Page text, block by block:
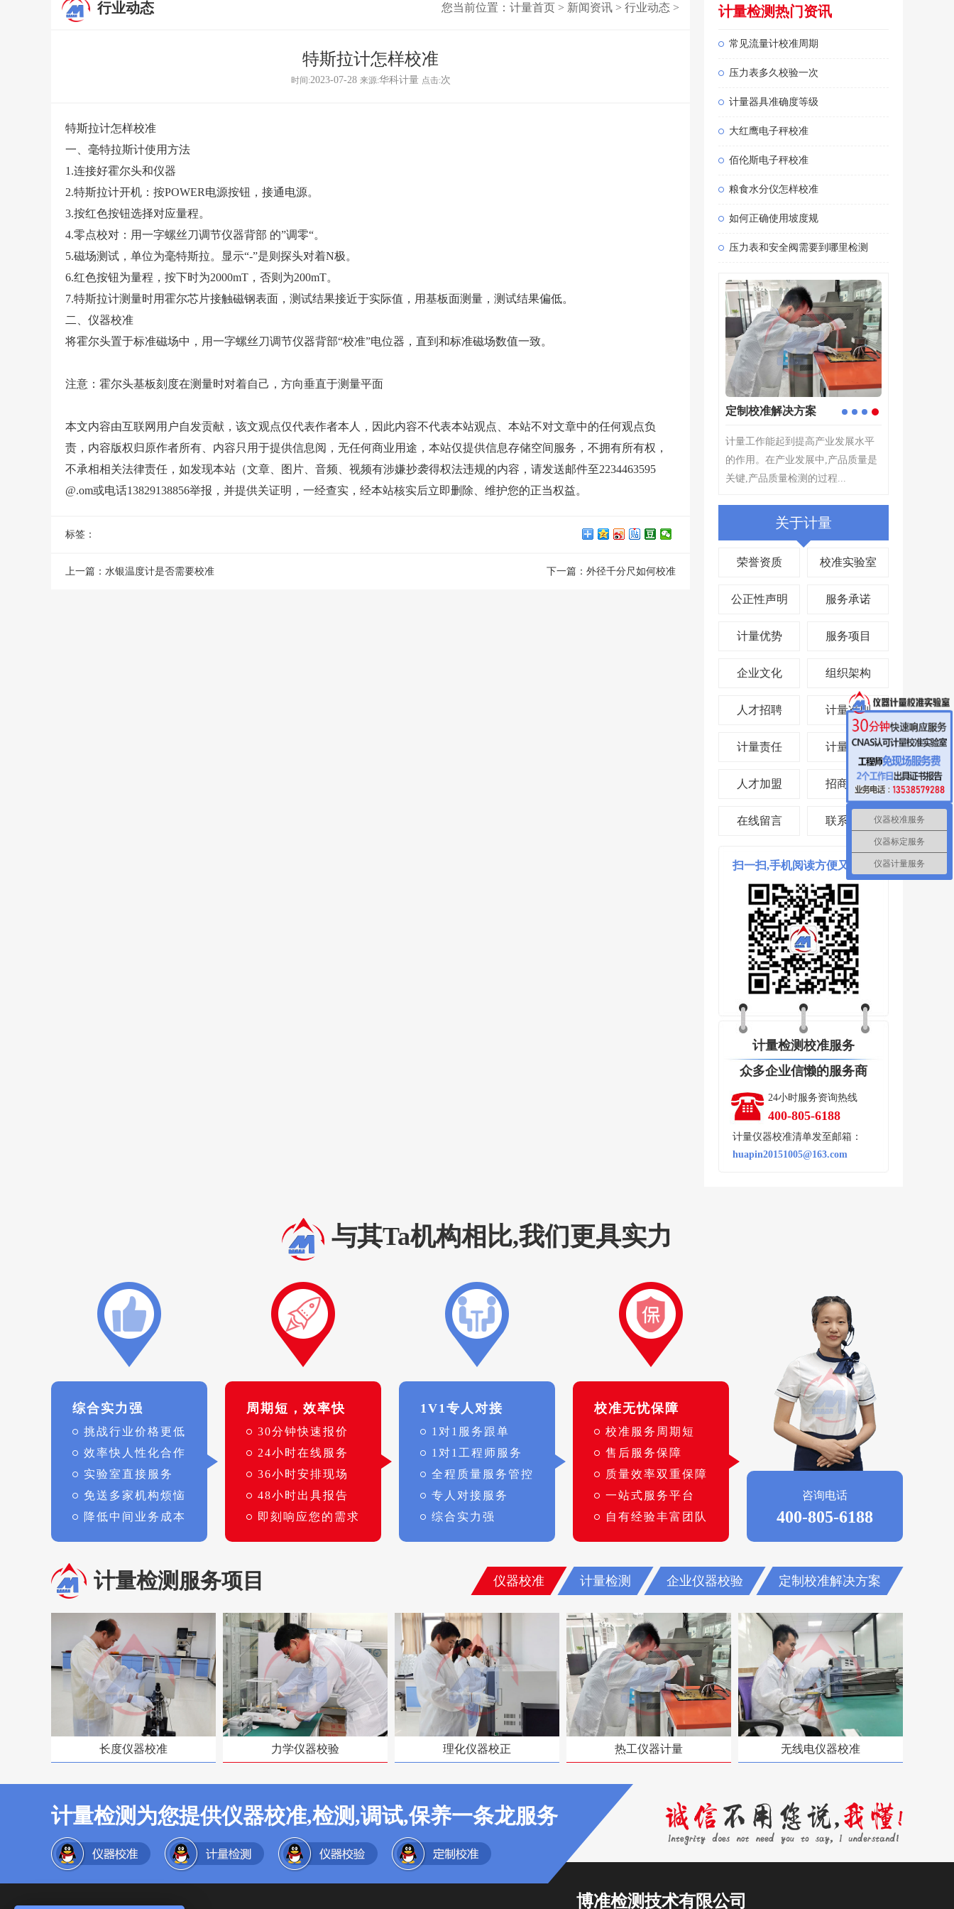
您当前位置： 计量首页 > 新闻资讯 > 行业动态 >
行业动态
特斯拉计怎样校准
时间:2023-07-28 来源:华科计量 点击:次
特斯拉计怎样校准
一、毫特拉斯计使用方法
1.连接好霍尔头和仪器
2.特斯拉计开机：按POWER电源按钮，接通电源。
3.按红色按钮选择对应量程。
4.零点校对：用一字螺丝刀调节仪器背部 的”调零“。
5.磁场测试，单位为毫特斯拉。显示“-”是则探头对着N极。
6.红色按钮为量程，按下时为2000mT，否则为200mT。
7.特斯拉计测量时用霍尔芯片接触磁钢表面，测试结果接近于实际值，用基板面测量，测试结果偏低。
二、仪器校准
将霍尔头置于标准磁场中，用一字螺丝刀调节仪器背部“校准”电位器，直到和标准磁场数值一致。
注意：霍尔头基板刻度在测量时对着自己，方向垂直于测量平面
本文内容由互联网用户自发贡献，该文观点仅代表作者本人，因此内容不代表本站观点、本站不对文章中的任何观点负
责，内容版权归原作者所有、内容只用于提供信息阅，无任何商业用途，本站仅提供信息存储空间服务，不拥有所有权，
不承相相关法律责任，如发现本站（文章、图片、音频、视频有涉嫌抄袭得权法违规的内容，请发送邮件至2234463595
@.om或电话13829138856举报，并提供关证明，一经查实，经本站核实后立即删除、维护您的正当权益。
标签：
上一篇： 水银温度计是否需要校准 下一篇： 外径千分尺如何校准
计量检测热门资讯
常见流量计校准周期
压力表多久校验一次
计量器具准确度等级
大红鹰电子秤校准
佰伦斯电子秤校准
粮食水分仪怎样校准
如何正确使用坡度规
压力表和安全阀需要到哪里检测
仪器校准
仪器校准是仪器设备管理中非常重
要的环节,评定测量装置的示值误差,
确保量值准确,其目的在...
关于计量
荣誉资质 校准实验室
公正性声明 服务承诺
计量优势 服务项目
企业文化 组织架构
人才招聘 计量准则
计量责任 计量投资
人才加盟 招商合作
在线留言 联系我们
扫一扫,手机阅读方便又省时!
计量检测校准服务
众多企业信懒的服务商
24小时服务资询热线
400-805-6188
计量仪器校准清单发至邮箱：
huapin20151005@163.com
与其Ta机构相比,我们更具实力
综合实力强
挑战行业价格更低
效率快人性化合作
实验室直接服务
免送多家机构烦恼
降低中间业务成本
周期短，效率快
30分钟快速报价
24小时在线服务
36小时安排现场
48小时出具报告
即刻响应您的需求
1V1专人对接
1对1服务跟单
1对1工程师服务
全程质量服务管控
专人对接服务
综合实力强
校准无忧保障
校准服务周期短
售后服务保障
质量效率双重保障
一站式服务平台
自有经验丰富团队
咨询电话
400-805-6188
计量检测服务项目 仪器校准 计量检测 企业仪器校验 定制校准解决方案
长度仪器校准 力学仪器校验 理化仪器校正 热工仪器计量 无线电仪器校准
计量检测为您提供仪器校准,检测,调试,保养一条龙服务
博准检测技术有限公司
仪器校准服务
仪器标定服务
仪器计量服务